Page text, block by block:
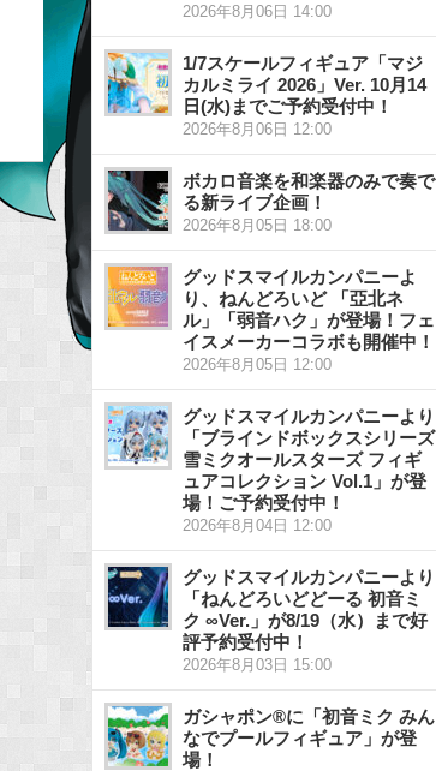
2026年8月06日 14:00
1/7スケールフィギュア「マジ
カルミライ 2026」Ver. 10月14
日(水)までご予約受付中！
2026年8月06日 12:00
ボカロ音楽を和楽器のみで奏で
る新ライブ企画！
2026年8月05日 18:00
グッドスマイルカンパニーよ
り、ねんどろいど 「亞北ネ
ル」「弱音ハク」が登場！フェ
イスメーカーコラボも開催中！
2026年8月05日 12:00
グッドスマイルカンパニーより
「ブラインドボックスシリーズ
雪ミクオールスターズ フィギ
ュアコレクション Vol.1」が登
場！ご予約受付中！
2026年8月04日 12:00
グッドスマイルカンパニーより
「ねんどろいどどーる 初音ミ
ク ∞Ver.」が8/19（水）まで好
評予約受付中！
2026年8月03日 15:00
ガシャポン®に「初音ミク みん
なでプールフィギュア」が登
場！